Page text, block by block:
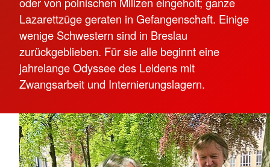
Lazarettzüge geraten in Gefangenschaft. Einige
wenige Schwestern sind in Breslau
zurückgeblieben. Für sie alle beginnt eine
jahrelange Odyssee des Leidens mit
Zwangsarbeit und Internierungslagern.